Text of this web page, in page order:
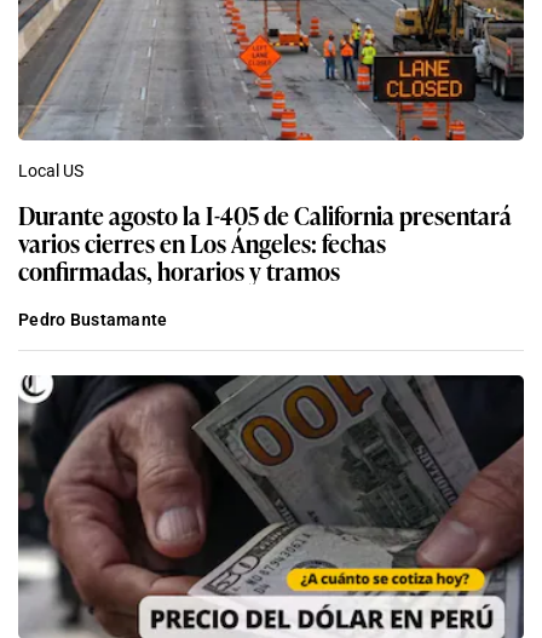
Local US
Durante agosto la I-405 de California presentará
varios cierres en Los Ángeles: fechas
confirmadas, horarios y tramos
Pedro Bustamante